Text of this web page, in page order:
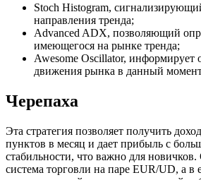
Stoch Histogram,
направления тренда;
Advanced ADX, позволяющий
имеющегося на рынке тренда;
Awesome Oscillator, информирует
движения рынка в данный
Черепаха
Эта стратегия позволяет получить
пунктов в месяц и дает прибыль с
стабильности, что важно для
система торговли на паре EUR/UD, а в